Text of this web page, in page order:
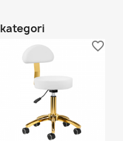
favorite_border